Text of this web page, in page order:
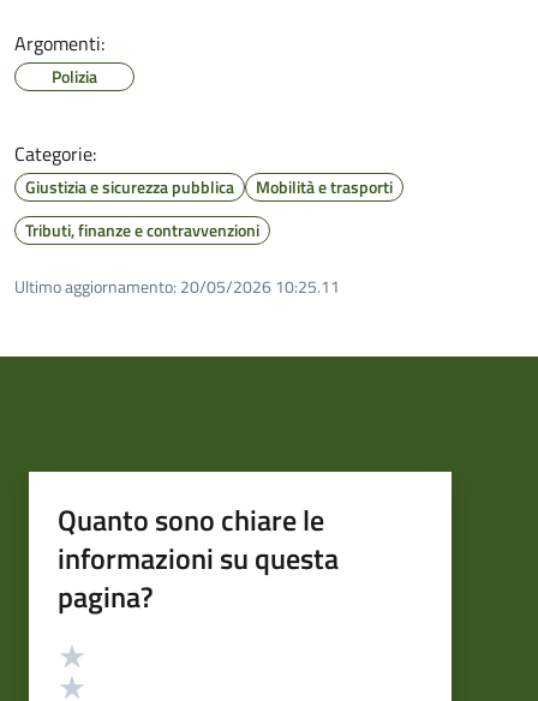
Argomenti:
Polizia
Categorie:
Giustizia e sicurezza pubblica
Mobilità e trasporti
Tributi, finanze e contravvenzioni
Ultimo aggiornamento: 20/05/2026 10:25.11
Quanto sono chiare le
informazioni su questa
pagina?
Valutazione